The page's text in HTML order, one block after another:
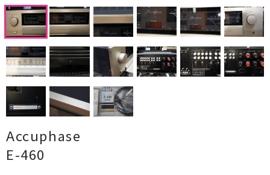
レコードプレーヤー
スピーカー
オーディオアクセサリー
オーディオその他
Accuphase
E-460